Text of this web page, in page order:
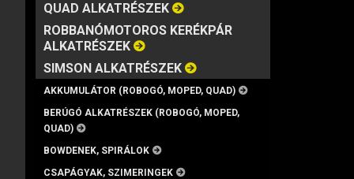
QUAD ALKATRÉSZEK
ROBBANÓMOTOROS KERÉKPÁR
ALKATRÉSZEK
SIMSON ALKATRÉSZEK
AKKUMULÁTOR (ROBOGÓ, MOPED, QUAD)
BERÚGÓ ALKATRÉSZEK (ROBOGÓ, MOPED,
QUAD)
BOWDENEK, SPIRÁLOK
CSAPÁGYAK, SZIMERINGEK